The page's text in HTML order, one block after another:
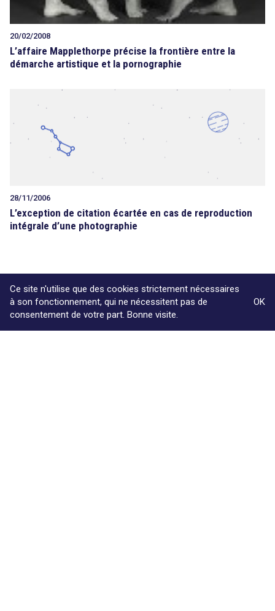
20/02/2008
L’affaire Mapplethorpe précise la frontière entre la
démarche artistique et la pornographie
28/11/2006
L’exception de citation écartée en cas de reproduction
intégrale d’une photographie
Ce site n'utilise que des cookies strictement nécessaires
à son fonctionnement, qui ne nécessitent pas de
consentement de votre part. Bonne visite.
OK